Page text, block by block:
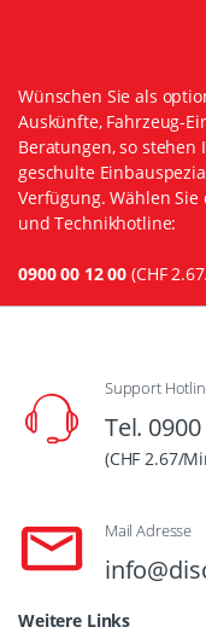
Wünschen Sie als
Auskünfte, Fahrzeug-
Beratungen, so
geschulte
Verfügung. Wählen
und Technikhotline:
0900 00 12 00 (CHF
Support
Tel.
(CHF 2.67/
Mail Adresse
Weitere Links